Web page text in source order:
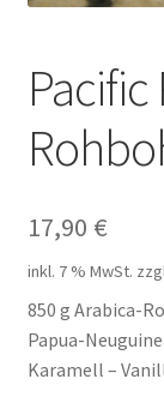
17,90 €
inkl. 7 % MwSt.
850 g Arabica-
Papua-
Karamell –